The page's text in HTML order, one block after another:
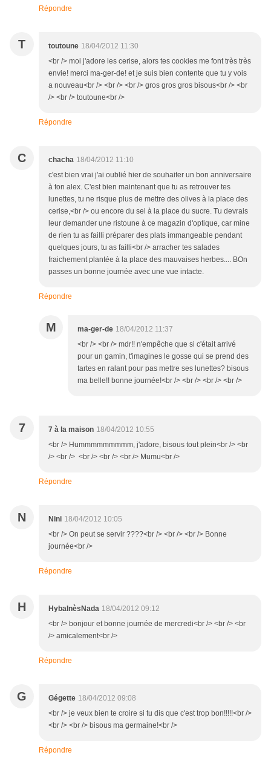
Répondre
T toutoune 18/04/2012 11:30
<br /> moi j'adore les cerise, alors tes cookies me font très très
envie! merci ma-ger-de! et je suis bien contente que tu y vois
a nouveau<br /> <br /> <br /> gros gros gros bisous<br /> <br
/> <br /> toutoune<br />
Répondre
C chacha 18/04/2012 11:10
c'est bien vrai j'ai oublié hier de souhaiter un bon anniversaire
à ton alex. C'est bien maintenant que tu as retrouver tes
lunettes, tu ne risque plus de mettre des olives à la place des
cerise,<br /> ou encore du sel à la place du sucre. Tu devrais
leur demander une ristoune à ce magazin d'optique, car mine
de rien tu as failli préparer des plats immangeable pendant
quelques jours, tu as failli<br /> arracher tes salades
fraichement plantée à la place des mauvaises herbes.... BOn
passes un bonne journée avec une vue intacte.
Répondre
M ma-ger-de 18/04/2012 11:37
<br /> <br /> mdr!! n'empêche que si c'était arrivé
pour un gamin, t'imagines le gosse qui se prend des
tartes en ralant pour pas mettre ses lunettes? bisous
ma belle!! bonne journée!<br /> <br /> <br /> <br />
7 7 à la maison 18/04/2012 10:55
<br /> Hummmmmmmmm, j'adore, bisous tout plein<br /> <br
/> <br /> <br /> <br /> <br /> Mumu<br />
Répondre
N Nini 18/04/2012 10:05
<br /> On peut se servir ????<br /> <br /> <br /> Bonne
journée<br />
Répondre
H HybaInèsNada 18/04/2012 09:12
<br /> bonjour et bonne journée de mercredi<br /> <br /> <br
/> amicalement<br />
Répondre
G Gégette 18/04/2012 09:08
<br /> je veux bien te croire si tu dis que c'est trop bon!!!!!<br />
<br /> <br /> bisous ma germaine!<br />
Répondre